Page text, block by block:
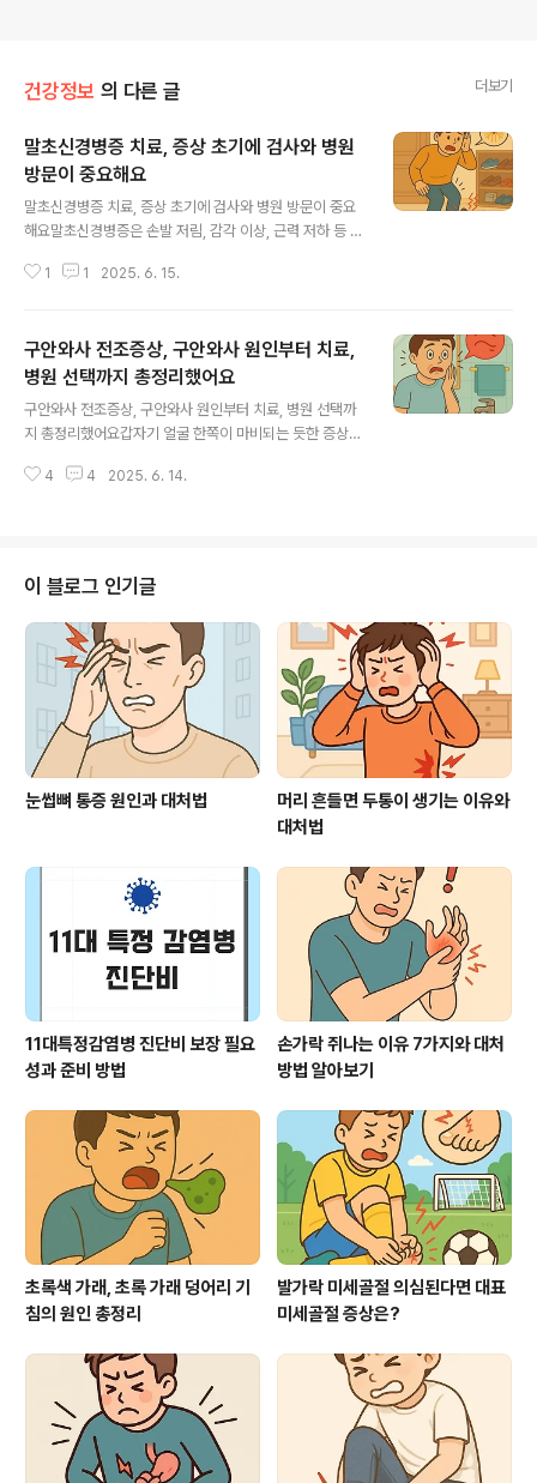
건강정보 의 다른 글 더보기
말초신경병증 치료, 증상 초기에 검사와 병원
방문이 중요해요
말초신경병증 치료, 증상 초기에 검사와 병원 방문이 중요
해요말초신경병증은 손발 저림, 감각 이상, 근력 저하 등 일
말초신경병증 치료는 정확한 진단과 신속한 개입, 환자 맞
적인 치료법, 마지막으로 예방 관리까지 모두 다뤘어요.1.
말초신경병증이란?말초신경병증은 중추신경계(뇌와 척수)
를 제외한 신체의 말초 신경계가 손상되거나 기능이 떨어
지는 질환을 말합니다. 말초 신경은 감각, 운동, 자율기능
약화, 감각 마비 등 다양한 증상이 나타납니다.보통 당뇨병,
1 1 2025. 6. 15.
구안와사 전조증상, 구안와사 원인부터 치료,
병원 선택까지 총정리했어요
구안와사 전조증상, 구안와사 원인부터 치료, 병원 선택까
지 총정리했어요갑자기 얼굴 한쪽이 마비되는 듯한 증상이
있어요. 특히 계절이 바뀌거나 면역력이 약해질 때 더 쉽게
이해하고 대비해 보세요.구안와사 전조증상, 이런 변화가
시작 신호입니다얼굴의 뻣뻣함: 갑자기 한쪽 얼굴이 당기
는 듯하거나 웃을 때 좌우 비대칭이 느껴져요.입술이나 눈
주변 감각 이상: 저릿하거나 감각이 무뎌지는 느낌이 들 수
있어요.눈을 제대로 감지 못함: 한쪽 눈이 완전히 감기지 않
아 건조하거나 이물감이 생..
4 4 2025. 6. 14.
이 블로그 인기글
눈썹뼈 통증 원인과 대처법
머리 흔들면 두통이 생기는 이유와
대처법
11대특정감염병 진단비 보장 필요
성과 준비 방법
손가락 쥐나는 이유 7가지와 대처
방법 알아보기
초록색 가래, 초록 가래 덩어리 기
침의 원인 총정리
발가락 미세골절 의심된다면 대표
미세골절 증상은?